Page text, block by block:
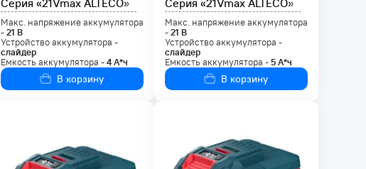
Серия «21Vmax ALTECO»
Макс. напряжение аккумулятора
-21 В
Устройство аккумулятора -
слайдер
Емкость аккумулятора -4А*ч
В корзину
Серия «21Vmax ALTECO»
Макс. напряжение аккумулятора
-21 В
Устройство аккумулятора -
слайдер
Емкость аккумулятора -5А*ч
В корзину